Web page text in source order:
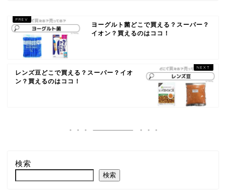
ヨーグルト菌どこで買える？スーパー？
イオン？買えるのはココ！
レンズ豆どこで買える？スーパー？イオ
ン？買えるのはココ！
検索
検索